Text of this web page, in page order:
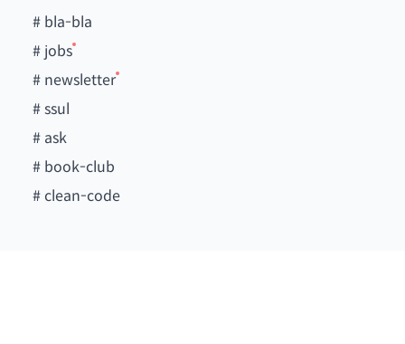
# bla-bla
# jobs
# newsletter
#ssul
# ask
# book-club
#clean-code